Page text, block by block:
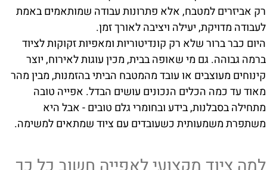
רק אביזרים למטבח, אלא פתרונות עבודה שמותאמים באמת
לעבודה מדויקת, יעילה ויציבה לאורך זמן.
היום כבר ברור שלא רק קונדיטוריות ומאפיות זקוקות לציוד
ברמה גבוהה. גם מי שאופה בבית, מכין עוגות לאירוח, יוצר
קינוחים מעוצבים או עובד מהמטבח הביתי בהזמנות, מבין מהר
מאוד עד כמה הכלים הנכונים עושים הבדל. אפייה טובה
מתחילה בסבלנות, בידע ובחומרי גלם טובים - אבל היא
משתפרת משמעותית כשעובדים עם ציוד שמתאים למשימה.